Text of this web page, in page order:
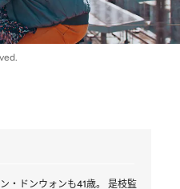
・ドンウォンも41歳。 是枝監